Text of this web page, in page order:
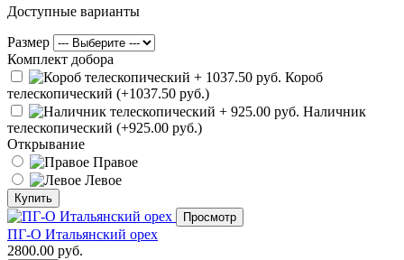
Доступные варианты
Размер
Комплект добора
Короб
телескопический (+1037.50 руб.)
Наличник
телескопический (+925.00 руб.)
Открывание
Правое
Левое
Купить
Просмотр
ПГ-О Итальянский орех
2800.00 руб.